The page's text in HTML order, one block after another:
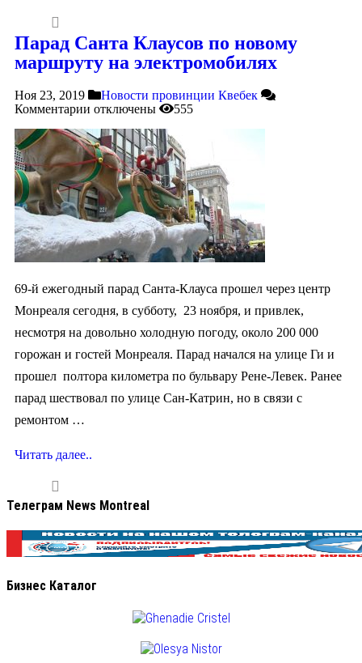
Парад Санта Клаусов по новому
маршруту на электромобилях
Ноя 23, 2019
Новости провинции Квебек
Комментарии отключены 555
69-й ежегодный парад Санта-Клауса прошел через центр
Монреаля сегодня, в субботу, 23 ноября, и привлек,
несмотря на довольно холодную погоду, около 200 000
горожан и гостей Монреаля. Парад начался на улице Ги и
прошел полтора километра по бульвару Рене-Левек. Ранее
парад шествовал по улице Сан-Катрин, но в связи с
ремонтом …
Читать далее..
Телеграм News Montreal
Бизнес Каталог